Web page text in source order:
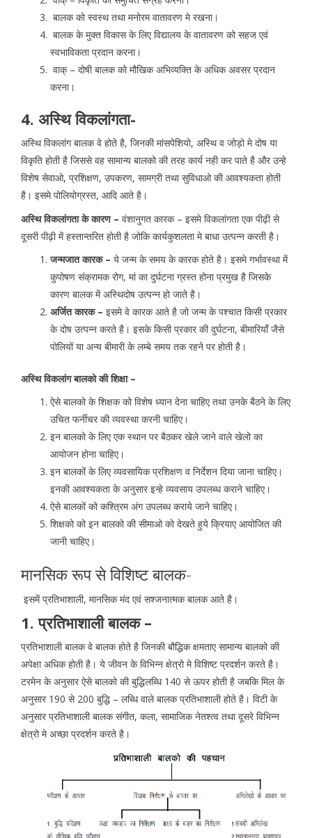
बालक को स्वस्थ तथा मनोरम वातावरण मे रखना।
बालक के मुक्त विकास के लिए विद्यालय के वातावरण को सहज एवं
स्वभाविकता प्रदान करना।
वाक् – दोषी बालक को मौखिक अभिव्यक्ति के अधिक अवसर प्रदान
करना।
4. अस्थि विकलांगता-
अस्थि विकलांग बालक वे होते है, जिनकी मांसपेशियो, अस्थि व जोड़ो मे दोष या
विकृति होती है जिससे वह सामान्य बालको की तरह कार्य नही कर पाते है और उन्हे
विशेष सेवाओ, प्रशिक्षण, उपकरण, सामग्री तथा सुविधाओ की आवश्यकता होती
है। इसमे पोलियोग्रस्त, आदि आते है।
अस्थि विकलांगता के कारण – वंशानुगत कारक – इसमे विकलांगता एक पीढ़ी से
दूसरी पीढ़ी में हस्तान्तरित होती है जोकि कार्यकुशलता मे बाधा उत्पन्न करती है।
जन्मजात कारक – ये जन्म के समय के कारक होते है। इसमे गर्भावस्था में
कुपोषण संक्रामक रोग, मां का दुर्घटना ग्रस्त होना प्रमुख है जिसके
कारण बालक में अस्थिदोष उत्पन्न हो जाते है।
अर्जित कारक – इसमे वे कारक आते है जो जन्म के पश्चात किसी प्रकार
के दोष उत्पन्न करते है। इसके किसी प्रकार की दुर्घटना, बीमारियाँ जैसे
पोलियों या अन्य बीमारी के लम्बे समय तक रहने पर होती है।
अस्थि विकलांग बालको की शिक्षा –
ऐसे बालको के शिक्षक को विशेष ध्यान देना चाहिए तथा उनके बैठने के लिए
उचित फर्नीचर की व्यवस्था करनी चाहिए।
इन बालको के लिए एक स्थान पर बैठकर खेले जाने वाले खेलो का
आयोजन होना चाहिए।
इन बालकों के लिए व्यवसायिक प्रशिक्षण व निर्देशन दिया जाना चाहिए।
इनकी आवश्यकता के अनुसार इन्हे व्यवसाय उपलब्ध कराने चाहिए।
ऐसे बालकों को कश्त्रिम अंग उपलब्ध कराये जाने चाहिए।
शिक्षको को इन बालको की सीमाओ को देखते हुये क्रियाए आयोजित की
जानी चाहिए।
मानसिक रूप से विशिष्ट बालक-
इसमें प्रतिभाशाली, मानसिक मंद एवं सश्जनात्मक बालक आते है।
1. प्रतिभाशाली बालक –
प्रतिभाशाली बालक वे बालक होते है जिनकी बौद्धिक क्षमताए सामान्य बालको की
अपेक्षा अधिक होती है। ये जीवन के विभिन्न क्षेत्रो मे विशिष्ट प्रदर्शन करते है।
टरमेन के अनुसार ऐसे बालको की बुद्धिलब्धि 140 से ऊपर होती है जबकि मिल के
अनुसार 190 से 200 बुद्धि – लब्धि वाले बालक प्रतिभाशाली होते है। विटी के
अनुसार प्रतिभाशाली बालक संगीत, कला, सामाजिक नेतश्त्व तथा दूसरे विभिन्न
क्षेत्रो मे अच्छा प्रदर्शन करते है।